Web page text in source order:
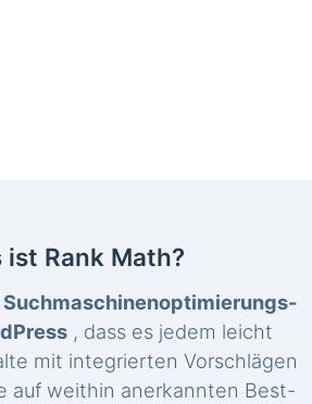
ist Rank Math?
Suchmaschinenoptimierungs-
, dass es jedem leicht
mit integrierten Vorschlägen
auf weithin anerkannten Best-